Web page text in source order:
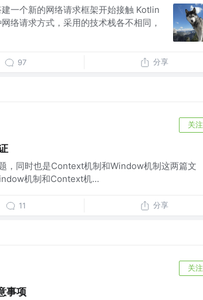
一个新的网络请求框架开始接触 Kotlin
络请求方式，采用的技术栈各不相同，
97 分享
关注
，同时也是Context机制和Window机制这两篇文
机制和Context机...
11 分享
关注
事项